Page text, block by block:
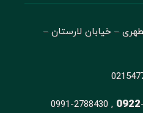
– خیابان لارستان –
0991-2788430 , 0922